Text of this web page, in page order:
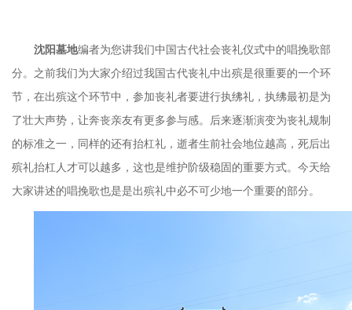
沈阳墓地编者为您讲我们中国古代社会丧礼仪式中的唱挽歌部
分。之前我们为大家介绍过我国古代丧礼中出殡是很重要的一个环
节，在出殡这个环节中，参加丧礼者要进行执绋礼，执绋最初是为
了壮大声势，让奔丧亲友有更多参与感。后来逐渐演变为丧礼规制
的标准之一，同样的还有抬杠礼，逝者生前社会地位越高，死后出
殡礼抬杠人才可以越多，这也是维护阶级稳固的重要方式。今天给
大家讲述的唱挽歌也是是出殡礼中必不可少地一个重要的部分。